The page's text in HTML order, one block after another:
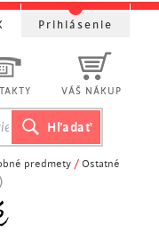
predmety / Ostatné
VÁŠ NÁKUP
Prihlásenie